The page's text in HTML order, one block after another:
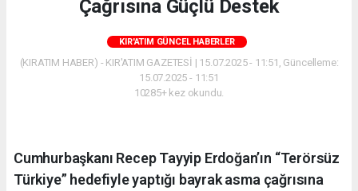
Çağrısına Güçlü Destek
KIR'ATIM GÜNCEL HABERLER
(KIRATIM HABER) - KIR'ATIM GAZETESİ | 15.07.2025 - 11:51, Güncelleme:
15.07.2025 - 11:51
10285+ kez okundu.
Cumhurbaşkanı Recep Tayyip Erdoğan’ın “Terörsüz
Türkiye” hedefiyle yaptığı bayrak asma çağrısına